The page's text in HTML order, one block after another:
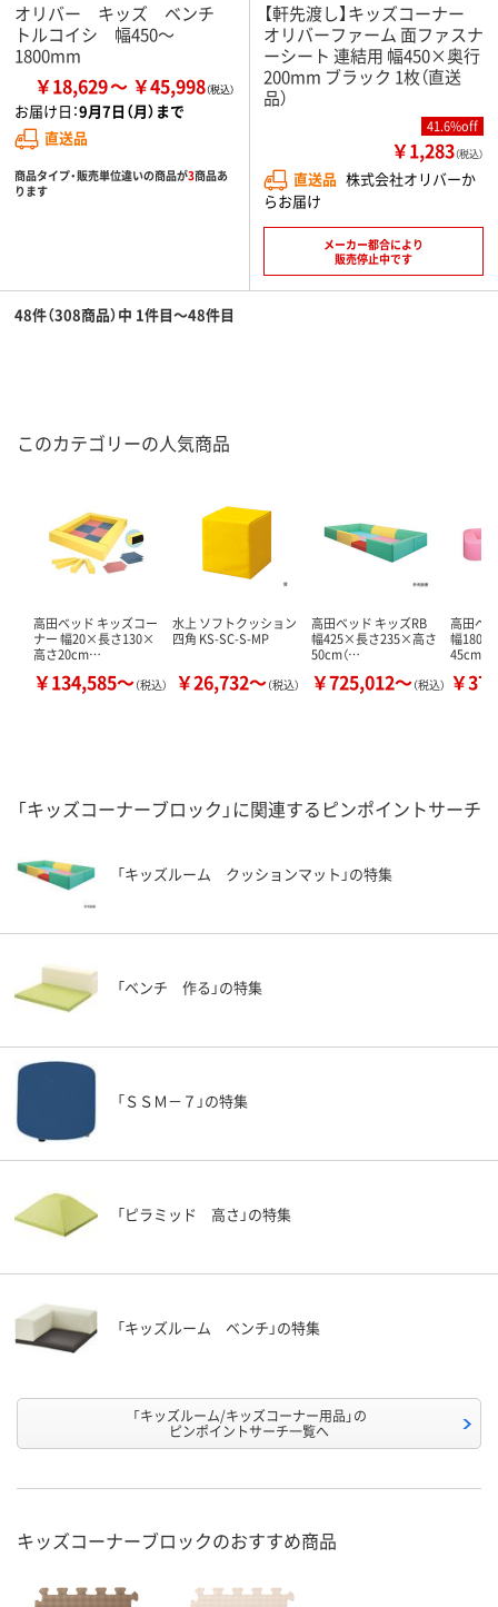
オリバー キッズ ベンチ
トルコイシ 幅450～
1800mm
￥18,629 ￥45,998
お届け日：9月7日（月）まで
直送品
商品タイプ・販売単位違いの商品が3商品あ
ります
【軒先渡し】キッズコーナー
オリバーファーム 面ファスナ
ーシート 連結用 幅450×奥行
200mm ブラック 1枚（直送
品）
41.6%off
￥1,283（税込）
直送品 株式会社オリバーか
らお届け
メーカー都合により
販売停止中です
48件（308商品）中 1件目～48件目
このカテゴリーの人気商品
高田ベッド キッズコー
ナー 幅20×長さ130×
高さ20cm…
￥134,585～（税込）
水上 ソフトクッション
四角 KS-SC-S-MP
￥26,732～（税込）
高田ベッド キッズRB
幅425×長さ235×高さ
50cm（…
￥725,012～（税込）
高田ベ
幅180×
45cm（…
￥
「キッズコーナーブロック」に関連するピンポイントサーチ
「キッズルーム クッションマット」の特集
「ベンチ 作る」の特集
「ＳＳＭ－７」の特集
「ピラミッド 高さ」の特集
「キッズルーム ベンチ」の特集
「キッズルーム/キッズコーナー用品」の
ピンポイントサーチ一覧へ
キッズコーナーブロックのおすすめ商品